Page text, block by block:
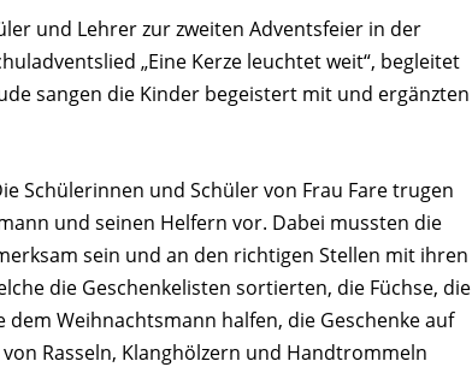
und Lehrer zur zweiten Adventsfeier in der
„Eine Kerze leuchtet weit“, begleitet
sangen die Kinder begeistert mit und ergänzten
Schülerinnen und Schüler von Frau Fare trugen
und seinen Helfern vor. Dabei mussten die
sein und an den richtigen Stellen mit ihren
die Geschenkelisten sortierten, die Füchse, die
dem Weihnachtsmann halfen, die Geschenke auf
Rasseln, Klanghölzern und Handtrommeln